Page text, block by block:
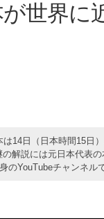
世界に
14日（日本時間15日
解説には元日本代表
YouTubeチャンネル